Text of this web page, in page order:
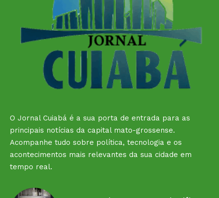
O Jornal Cuiabá é a sua porta de entrada para as
principais notícias da capital mato-grossense.
Acompanhe tudo sobre política, tecnologia e os
acontecimentos mais relevantes da sua cidade em
tempo real.